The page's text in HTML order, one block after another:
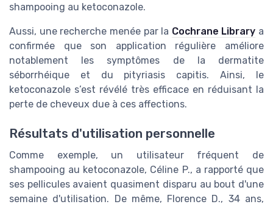
shampooing au ketoconazole.
Aussi, une recherche menée par la Cochrane Library a
confirmée que son application régulière améliore
notablement les symptômes de la dermatite
séborrhéique et du pityriasis capitis. Ainsi, le
ketoconazole s’est révélé très efficace en réduisant la
perte de cheveux due à ces affections.
Résultats d'utilisation personnelle
Comme exemple, un utilisateur fréquent de
shampooing au ketoconazole, Céline P., a rapporté que
ses pellicules avaient quasiment disparu au bout d'une
semaine d'utilisation. De même, Florence D., 34 ans,